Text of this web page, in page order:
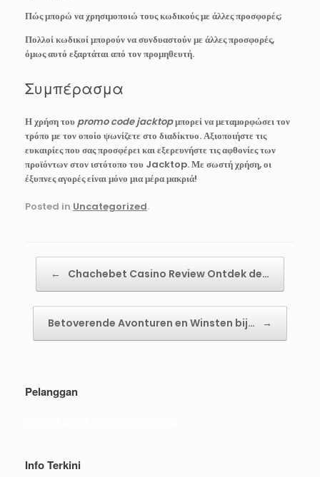
Πώς μπορώ να χρησιμοποιώ τους κωδικούς με άλλες προσφορές;
Πολλοί κωδικοί μπορούν να συνδυαστούν με άλλες προσφορές,
όμως αυτό εξαρτάται από τον προμηθευτή.
Συμπέρασμα
Η χρήση του promo code jacktopμπορεί να μεταμορφώσει τον
τρόπο με τον οποίο ψωνίζετε στο διαδίκτυο. Αξιοποιήστε τις
ευκαιρίες που σας προσφέρει και εξερευνήστε τις αφθονίες των
προϊόντων στον ιστότοπο του Jacktop. Με σωστή χρήση, οι
έξυπνες αγορές είναι μόνο μια μέρα μακριά!
Posted in Uncategorized.
← Chachebet Casino Review Ontdek de…
Betoverende Avonturen en Winsten bij… →
Pelanggan
Info Terkini